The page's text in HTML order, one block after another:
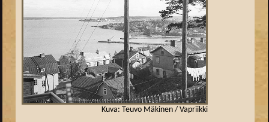
Kuva: Teuvo Mäkinen / Vapriikki